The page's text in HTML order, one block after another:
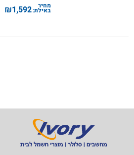
מחיר
באילת:1,592
₪